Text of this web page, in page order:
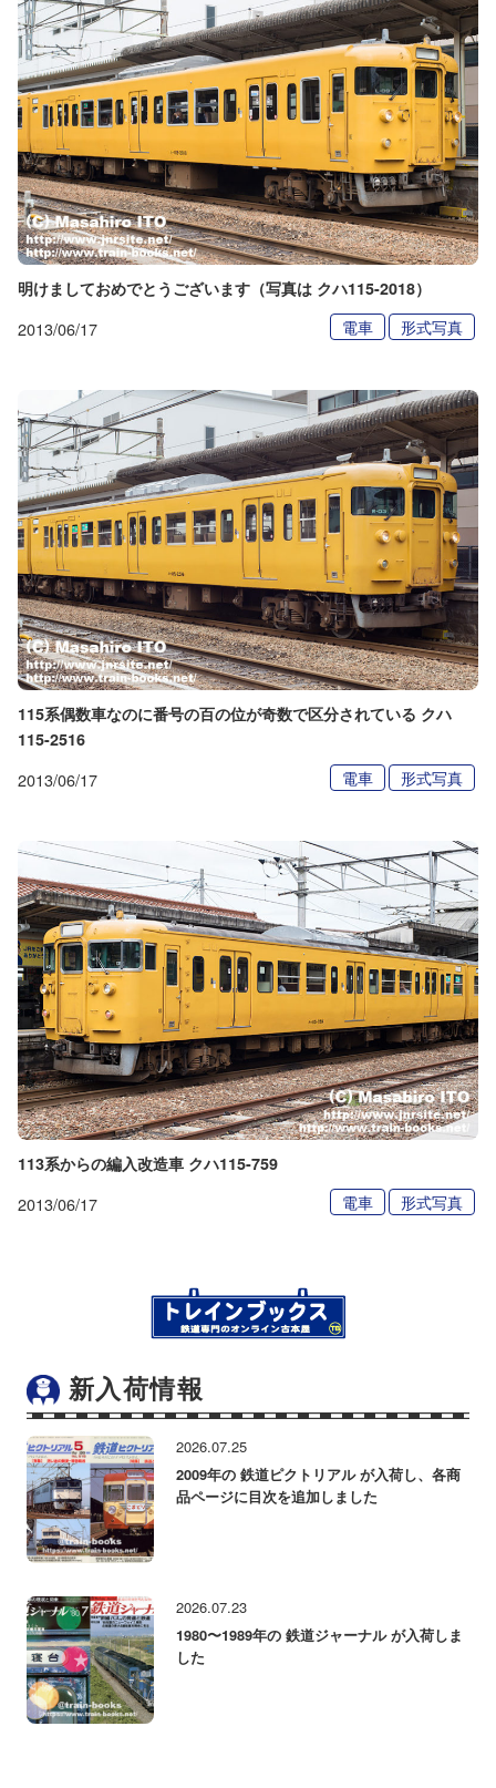
明けましておめでとうございます（写真は クハ115-2018）
2013/06/17 電車 形式写真
115系偶数車なのに番号の百の位が奇数で区分されている クハ
115-2516
2013/06/17 電車 形式写真
113系からの編入改造車 クハ115-759
2013/06/17 電車 形式写真
新入荷情報
2026.07.25
2009年の 鉄道ピクトリアル が入荷し、各商
品ページに目次を追加しました
2026.07.23
1980〜1989年の 鉄道ジャーナル が入荷しま
した